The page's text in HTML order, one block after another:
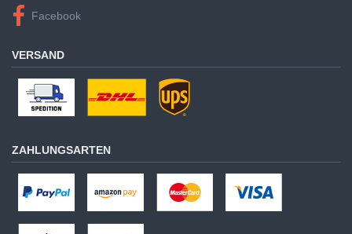
Facebook
VERSAND
ZAHLUNGSARTEN